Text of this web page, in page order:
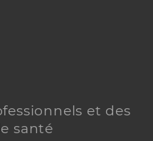
et des
santé